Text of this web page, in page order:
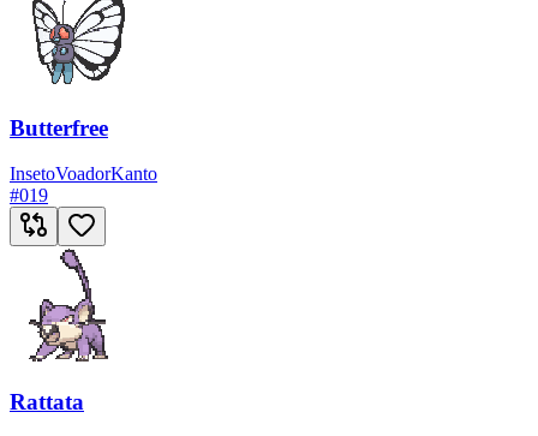
Butterfree
InsetoVoadorKanto
#019
Rattata